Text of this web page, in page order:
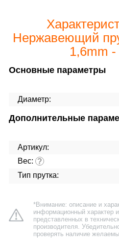
Нержавеющий
1,6mm
Основные параметры
Диаметр:
Дополнительные
Артикул:
Вес: ?
Тип прутка:
*Внимание: описание и
информационный характер
представленных в
производителя.
проверять наличие